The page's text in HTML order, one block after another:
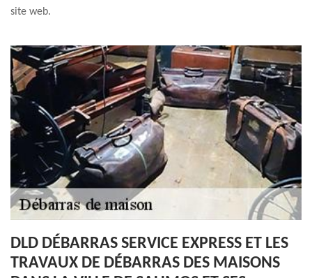
site web.
DLD DÉBARRAS SERVICE EXPRESS ET LES
TRAVAUX DE DÉBARRAS DES MAISONS